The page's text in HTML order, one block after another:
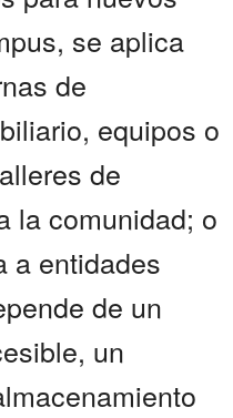
se aplica
de
equipos o
de
la comunidad; o
a entidades
de un
un